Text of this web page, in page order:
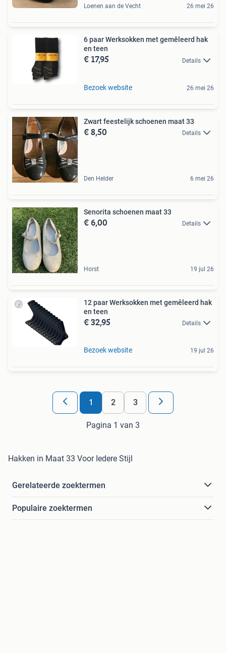
Loenen aan de Vecht 26 mei 26
6 paar Werksokken met gemêleerd hak
en teen
€ 17,95 Details
Bezoek website 26 mei 26
Zwart feestelijk schoenen maat 33
€ 8,50 Details
Den Helder 6 mei 26
Senorita schoenen maat 33
€ 6,00 Details
Horst 19 jul 26
12 paar Werksokken met gemêleerd hak
en teen
€ 32,95 Details
Bezoek website 19 jul 26
1 2 3
Pagina 1 van 3
Hakken in Maat 33 Voor Iedere Stijl
Gerelateerde zoektermen
Populaire zoektermen